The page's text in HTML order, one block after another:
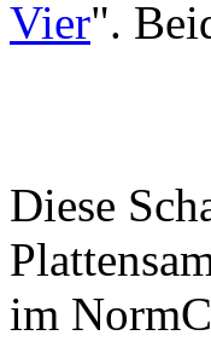
Vier".
Diese
im